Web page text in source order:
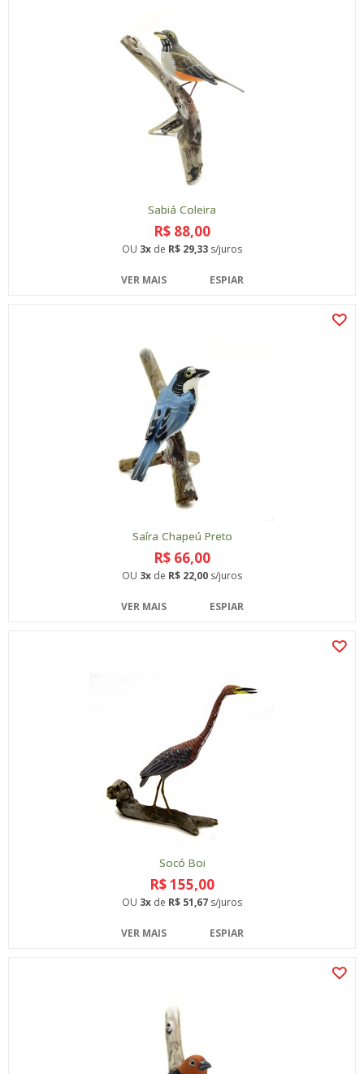
Sabiá Coleira
R$ 88,00
OU 3x de R$ 29,33 s/juros
VER MAIS ESPIAR
Saíra Chapeú Preto
R$ 66,00
OU 3x de R$ 22,00 s/juros
VER MAIS ESPIAR
Socó Boi
R$ 155,00
OU 3x de R$ 51,67 s/juros
VER MAIS ESPIAR